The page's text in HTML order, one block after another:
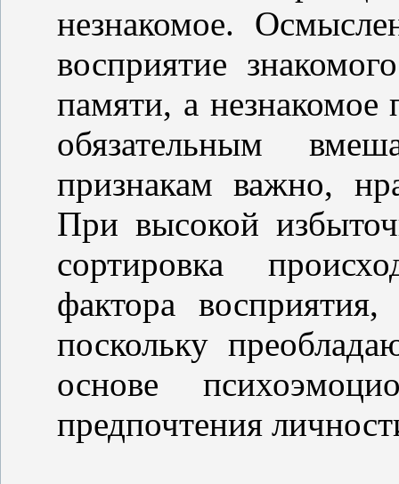
незнакомое.
восприятие
памяти, а незнакомое
обязательным
признакам важно,
При высокой
сортировка
фактора
поскольку
основе
предпочтения